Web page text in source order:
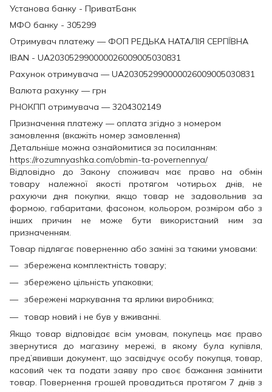
Установа банку - ПриватБанк
МФО банку - 305299
Отримувач платежу — ФОП РЕДЬКА НАТАЛІЯ СЕРГІЇВНА
IBAN - UA203052990000026009005030831
Рахунок отримувача — UA203052990000026009005030831
Валюта рахунку — грн
РНОКПП отримувача — 3204302149
Призначення платежу — оплата згідно з номером
замовлення (вкажіть номер замовлення)
Детальніше можна ознайомитися за посиланням:
https://rozumnyashka.com/obmin-ta-povernennya/
Відповідно до Закону споживач має право на обмін
товару належної якості протягом чотирьох днів, не
рахуючи дня покупки, якщо товар не задовольнив за
формою, габаритами, фасоном, кольором, розміром або з
інших причин не може бути використаний ним за
призначенням.
Товар підлягає поверненню або заміні за такими умовами:
збережена комплектність товару;
збережено цільність упаковки;
збережені маркування та ярлики виробника;
товар новий і не був у вживанні.
Якщо товар відповідає всім умовам, покупець має право
звернутися до магазину мережі, в якому була купівля,
пред’явивши документ, що засвідчує особу покупця, товар,
касовий чек та подати заяву про своє бажання замінити
товар. Повернення грошей провадиться протягом 7 днів з